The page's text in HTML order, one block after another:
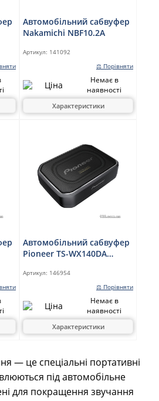
Автомобільний сабвуфер
Nakamichi NBF10.2A
Артикул: 141092
⚖ Порівняти
Немає в
наявності
Характеристики
Автомобільний сабвуфер
Pioneer TS-WX140DA
вбудованим
Артикул: 146954
⚖ Порівняти
Немає в
наявності
Характеристики
— це спеціальні портативні
під автомобільне
для покращення звучання